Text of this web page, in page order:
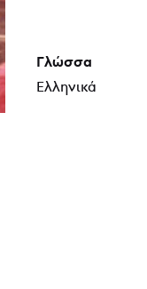
Γλώσσα
Ελληνικά